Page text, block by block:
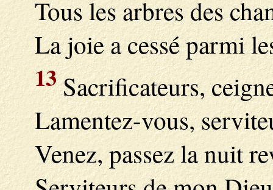
Tous les arbres des
La joie a cessé parmi
13Sacrificateurs,
Lamentez-vous,
Venez, passez la nuit